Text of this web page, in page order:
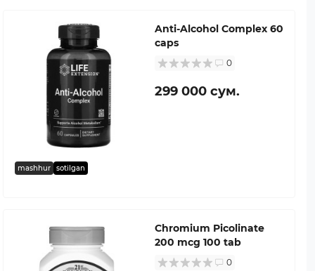
mashhur sotilgan
Anti-Alcohol Complex 60
caps
0
299 000 сум.
Chromium Picolinate
200 mcg 100 tab
0